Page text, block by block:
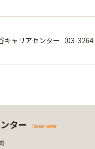
キャリアセンター（03-3264-
ター Career center